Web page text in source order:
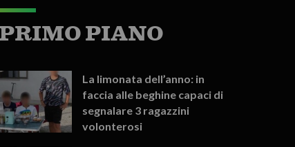
PIANO
La limonata dell’anno: in
faccia alle beghine capaci di
segnalare 3 ragazzini
volonterosi